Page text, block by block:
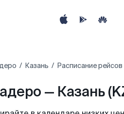
Казань Расписание
— Казань